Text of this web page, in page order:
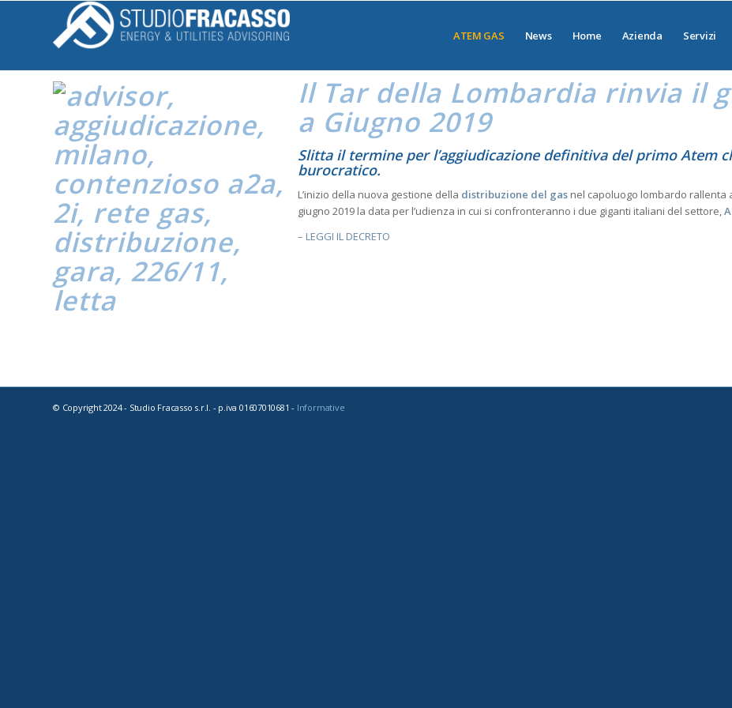
ATEM GAS News Home Azienda Servizi
Il Tardella Lombardia rinvia il
a Giugno 2019
Slitta il termine per l’aggiudicazionedefinitiva del primoAtem
burocratico.
L’inizio della nuova gestione della distribuzione del gas nel capoluogo lombardo rallenta
giugno 2019 la data per l’udienza in cui si confronteranno i due giganti italiani del settore,
– LEGGI IL DECRETO
© Copyright 2024 - Studio Fracasso s.r.l. - p.iva 01607010681 - Informative